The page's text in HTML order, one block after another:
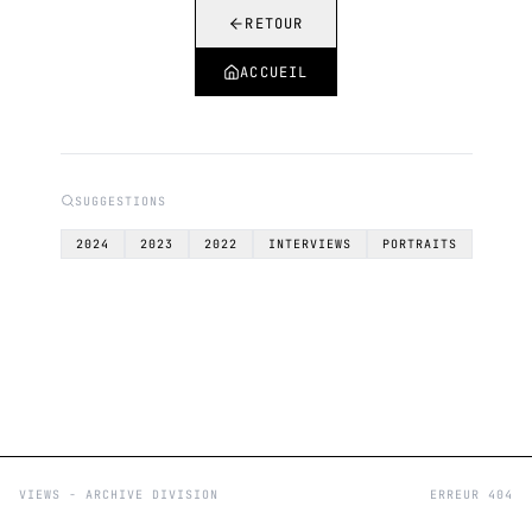
RETOUR
ACCUEIL
SUGGESTIONS
2024 2023 2022 INTERVIEWS PORTRAITS
VIEWS - ARCHIVE DIVISION ERREUR 404